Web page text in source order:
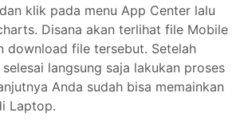
klik pada menu App Center lalu
Disana akan terlihat file Mobile
download file tersebut. Setelah
langsung saja lakukan proses
Anda sudah bisa memainkan
Laptop.